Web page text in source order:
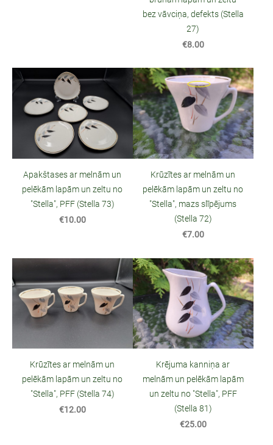
bez vāvciņa, defekts (Stella
27)
€8.00
Apakštases ar melnām un
pelēkām lapām un zeltu no
"Stella", PFF (Stella 73)
€10.00
Krūzītes ar melnām un
pelēkām lapām un zeltu no
"Stella", mazs slīpējums
(Stella 72)
€7.00
Krūzītes ar melnām un
pelēkām lapām un zeltu no
"Stella", PFF (Stella 74)
€12.00
Krējuma kanniņa ar
melnām un pelēkām lapām
un zeltu no "Stella", PFF
(Stella 81)
€25.00